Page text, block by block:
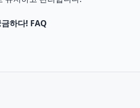
하다! FAQ